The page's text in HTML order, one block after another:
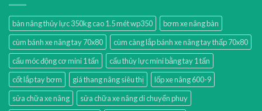
bàn nâng thủy lực 350kg cao 1.5 mét wp350
bơm xe nâng bàn
cùm bánh xe nâng tay 70x80
cùm càng lắp bánh xe nâng tay thấp 70x80
cẩu móc động cơ mini 1 tấn
cẩu thủy lực mini bằng tay 1 tấn
cốt lắp tay bơm
giá thang nâng siêu thị
lốp xe nâng 600-9
sửa chữa xe nâng
sửa chữa xe nâng di chuyển phuy